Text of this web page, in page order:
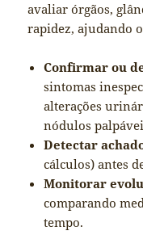
avaliar órgãos,
rapidez, ajudando
Confirmar ou
sintomas
alterações
nódulos
Detectar
cálculos) antes
Monitorar
comparando
tempo.